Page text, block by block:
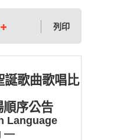
列印
誕歌曲歌唱比
順序公告
Language
—